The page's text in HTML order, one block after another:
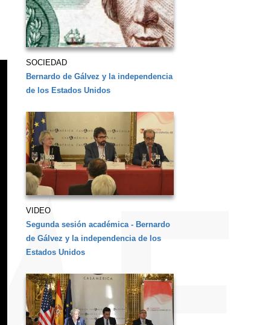
SOCIEDAD
Bernardo de Gálvez y la independencia
de los Estados Unidos
VIDEO
Segunda sesión académica - Bernardo
de Gálvez y la independencia de los
Estados Unidos